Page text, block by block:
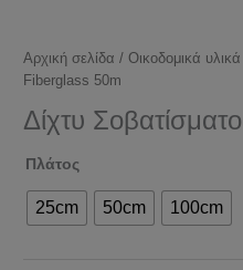
Αρχική σελίδα /Οικοδομικά υλικά
Fiberglass 50m
Δίχτυ
Πλάτος
25cm 50cm 100cm